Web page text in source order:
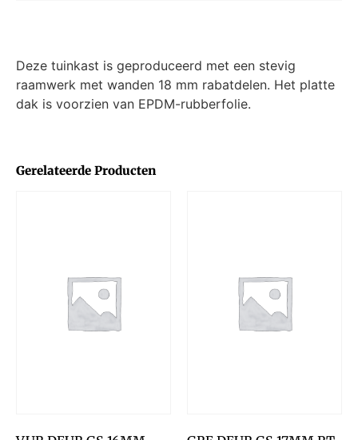
Gerelateerde Producten
Deze tuinkast is geproduceerd met een stevig
raamwerk met wanden 18 mm rabatdelen. Het platte
dak is voorzien van EPDM-rubberfolie.